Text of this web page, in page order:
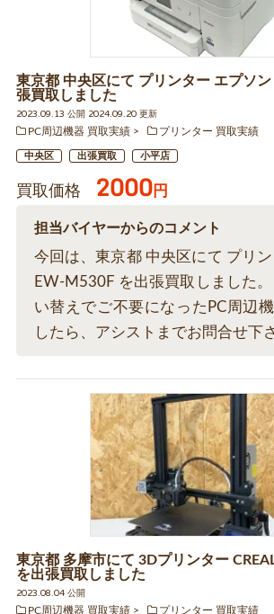
東京都 中央区にて プリンター エプソ
張買取しました
2023.09.13 公開 2024.09.20 更新
PC周辺機器 買取実績
プリンター 買取実績
中央区 出張買取 小平店
買取価格 2000円
担当バイヤーからのコメント
今回は、東京都 中央区にて プリ
EW-M530F を出張買取しました
い替えでご不要になったPC周辺
したら、アシストまでお問合せ下
東京都 多摩市にて 3Dプリンター
を出張買取しました
2023.08.04 公開
PC周辺機器 買取実績
プリンター 買取実績